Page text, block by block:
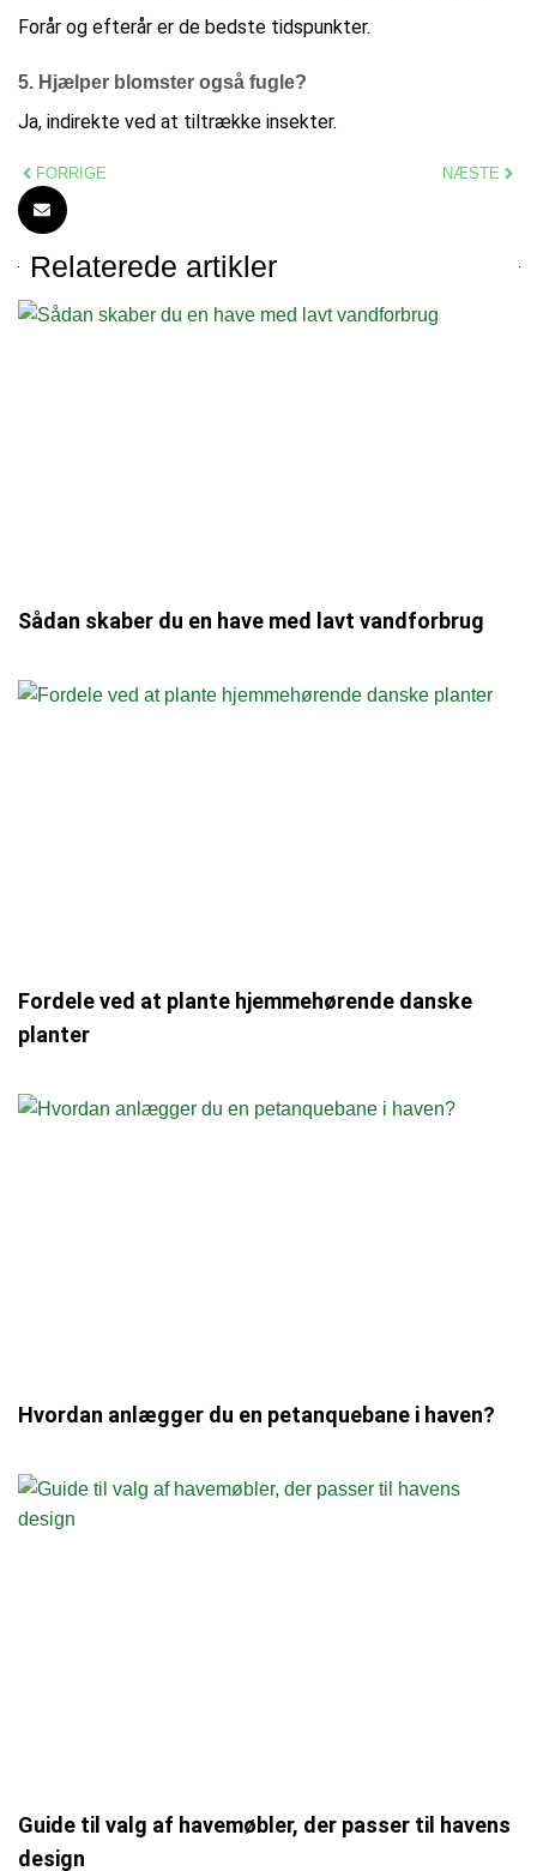
Forår og efterår er de bedste tidspunkter.
5. Hjælper blomster også fugle?
Ja, indirekte ved at tiltrække insekter.
FORRIGE NÆSTE
Relaterede artikler
Sådan skaber du en have med lavt vandforbrug
Fordele ved at plante hjemmehørende danske
planter
Hvordan anlægger du en petanquebane i haven?
Guide til valg af havemøbler, der passer til havens
design